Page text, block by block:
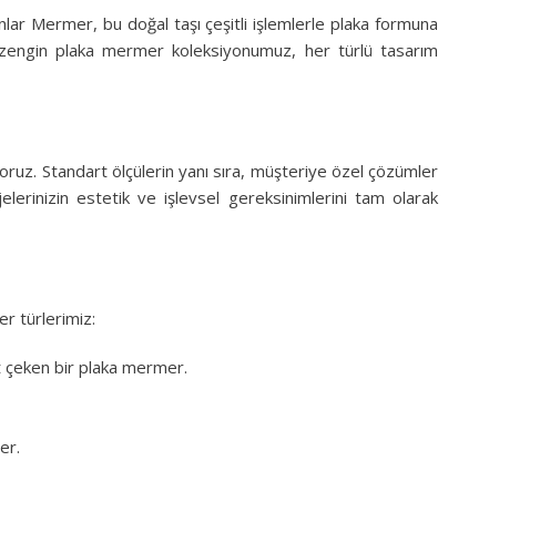
Mermer, bu doğal taşı çeşitli işlemlerle plaka formuna
plaka mermer koleksiyonumuz, her türlü tasarım
Standart ölçülerin yanı sıra, müşteriye özel çözümler
estetik ve işlevsel gereksinimlerini tam olarak
türlerimiz:
çeken bir plaka mermer.